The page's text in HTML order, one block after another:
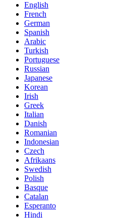
English
French
German
Spanish
Arabic
Turkish
Portuguese
Russian
Japanese
Korean
Irish
Greek
Italian
Danish
Romanian
Indonesian
Czech
Afrikaans
Swedish
Polish
Basque
Catalan
Esperanto
Hindi